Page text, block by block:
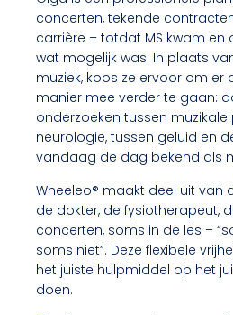
concerten, tekende
carrière – totdat MS kwam en
wat mogelijk was. In plaats
muziek, koos ze ervoor om er
manier mee verder te gaan:
onderzoeken tussen muzikale
neurologie, tussen geluid en
vandaag de dag bekend als
Wheeleo® maakt deel uit van
de dokter, de fysiotherapeut,
concerten, soms in de les –
soms niet”. Deze flexibele
het juiste hulpmiddel op het
doen.